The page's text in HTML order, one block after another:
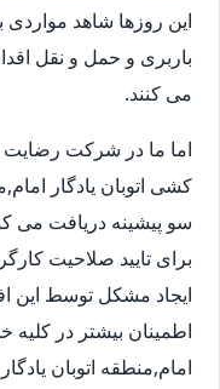
این روزها شاهد
باربری و حمل و نقل
می کنند.
اما ما در شرکت رضایت
کشی اتوبان یادگار
سو پیشینه دریافت می
برای تایید صلاحیت
ایجاد مشکل توسط این
اطمینان بیشتر در کلیه
امام,منطقه اتوبان